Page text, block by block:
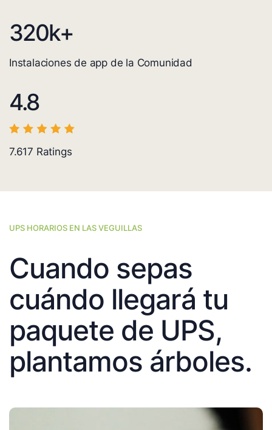
320k+
Instalaciones de app de la Comunidad
4.8
7.617 Ratings
UPS HORARIOS EN LAS VEGUILLAS
Cuando sepas
cuándo llegará tu
paquete de UPS,
plantamos árboles.